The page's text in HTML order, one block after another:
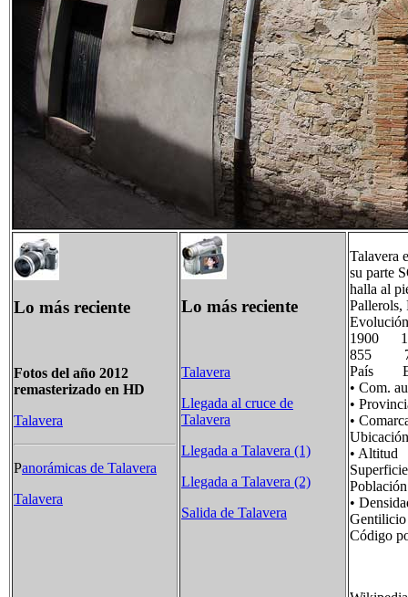
Lo más reciente
Fotos del año 2012
remasterizado en HD
Talavera
Panorámicas de Talavera
Talavera
Lo más reciente
Talavera
Llegada al cruce de
Talavera
Llegada a Talavera (1)
Llegada a Talavera (2)
Salida de Talavera
Talavera
su parte
halla al
Pallerols,
1900
855
País
• Com.
•
•
•
•
Código